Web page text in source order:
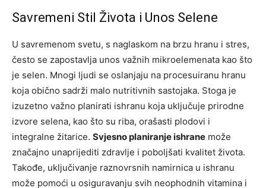
Savremeni Stil Života i Unos Selene
U savremenom svetu, s naglaskom na brzu hranu i stres,
često se zapostavlja unos važnih mikroelemenata kao što
je selen. Mnogi ljudi se oslanjaju na procesuiranu hranu
koja obično sadrži malo nutritivnih sastojaka. Stoga je
izuzetno važno planirati ishranu koja uključuje prirodne
izvore selena, kao što su riba, orašasti plodovi i
integralne žitarice. Svjesno planiranje ishrane može
značajno unaprijediti zdravlje i poboljšati kvalitet života.
Takođe, uključivanje raznovrsnih namirnica u ishranu
može pomoći u osiguravanju svih neophodnih vitamina i